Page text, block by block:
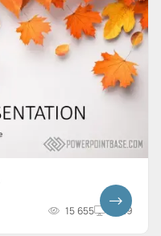
15 655 16x9